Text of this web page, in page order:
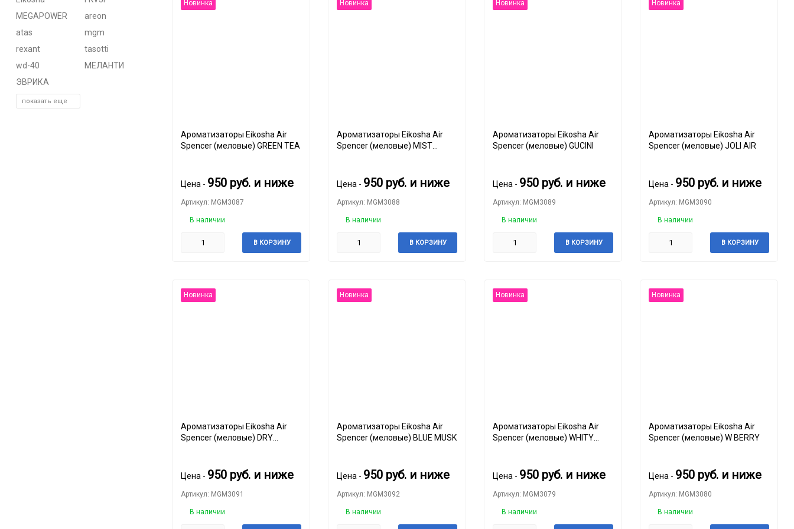
MEGAPOWER
areon
atas
mgm
rexant
tasotti
wd-40
МЕЛАНТИ
ЭВРИКА
показать еще
Новинка
Ароматизаторы Eikosha Air
Spencer (меловые) GREEN TEA
Цена - 950 руб. и ниже
Артикул: MGM3087
В наличии
В КОРЗИНУ
Новинка
Ароматизаторы Eikosha Air
Spencer (меловые) MIST
Цена - 950 руб. и ниже
Артикул: MGM3088
В наличии
В КОРЗИНУ
Новинка
Ароматизаторы Eikosha Air
Spencer (меловые) GUCINI
Цена - 950 руб. и ниже
Артикул: MGM3089
В наличии
В КОРЗИНУ
Новинка
Ароматизаторы Eikosha Air
Spencer (меловые) JOLI AIR
Цена - 950 руб. и ниже
Артикул: MGM3090
В наличии
В КОРЗИНУ
Новинка
Ароматизаторы Eikosha Air
Spencer (меловые) DRY
Цена - 950 руб. и ниже
Артикул: MGM3091
В наличии
Новинка
Ароматизаторы Eikosha Air
Spencer (меловые) BLUE MUSK
Цена - 950 руб. и ниже
Артикул: MGM3092
В наличии
Новинка
Ароматизаторы Eikosha Air
Spencer (меловые) WHITY
Цена - 950 руб. и ниже
Артикул: MGM3079
В наличии
Новинка
Ароматизаторы Eikosha Air
Spencer (меловые) W BERRY
Цена - 950 руб. и ниже
Артикул: MGM3080
В наличии